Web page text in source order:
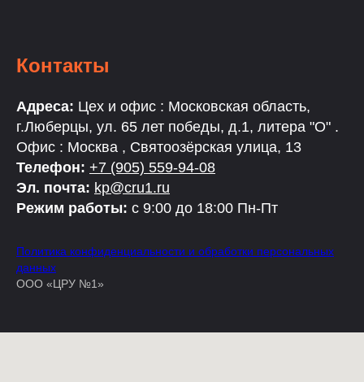
Контакты
Адреса: Цех и офис : Московская область,
г.Люберцы, ул. 65 лет победы, д.1, литера "О" .
Офис : Москва , Святоозёрская улица, 13
Телефон: +7 (905) 559-94-08
Эл. почта: kp@cru1.ru
Режим работы: с 9:00 до 18:00 Пн-Пт
Политика конфиденциальности и обработки персональных
данных
ООО «ЦРУ №1»